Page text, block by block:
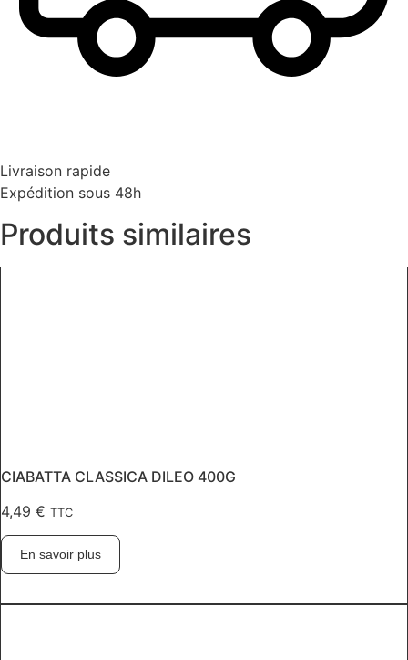
Livraison rapide
Expédition sous 48h
Produits similaires
CIABATTA CLASSICA DILEO 400G
4,49 € TTC
En savoir plus